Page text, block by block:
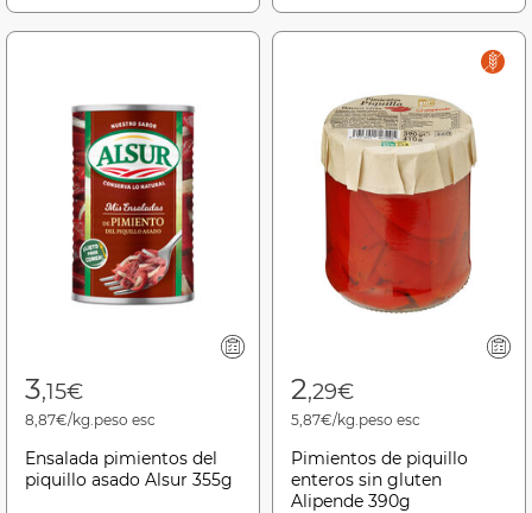
3,15€
8,87€/kg.peso esc
Ensalada pimientos del
piquillo asado Alsur 355g
2,29€
5,87€/kg.peso esc
Pimientos de piquillo
enteros sin gluten
Alipende 390g